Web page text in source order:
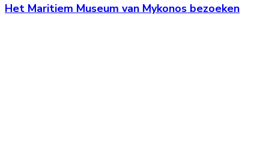
Het Maritiem Museum van Mykonos bezoeken